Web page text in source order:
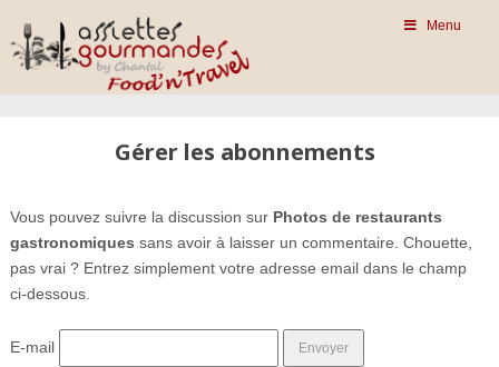
Menu
Gérer les abonnements
Vous pouvez suivre la discussion sur Photos de restaurants
gastronomiques sans avoir à laisser un commentaire. Chouette,
pas vrai ? Entrez simplement votre adresse email dans le champ
ci-dessous.
E-mail